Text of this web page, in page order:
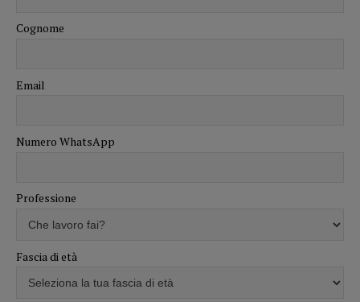
Cognome
Email
Numero WhatsApp
Professione
Fascia di età